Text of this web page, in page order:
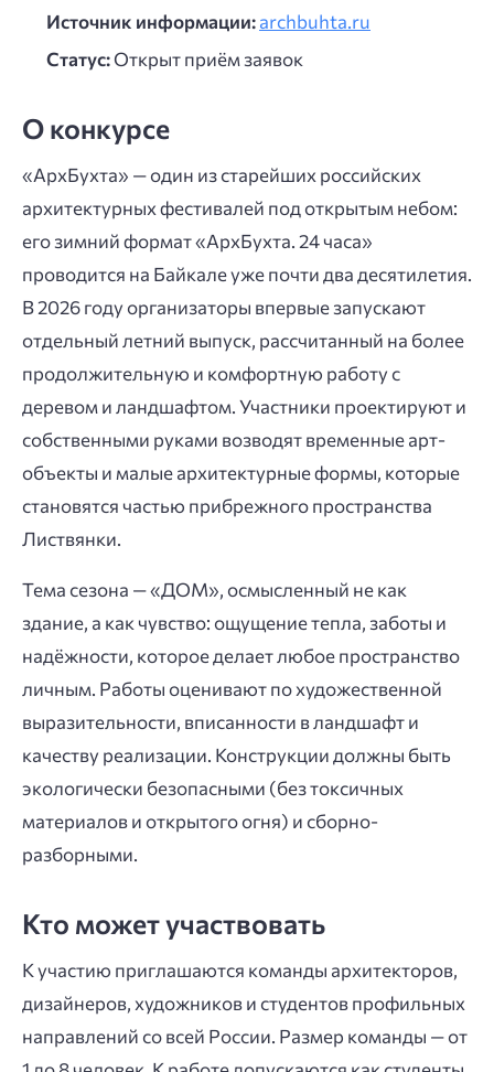
Источник информации:archbuhta.ru
Статус:Открыт приём заявок
О конкурсе
«АрхБухта» — один из старейших российских
архитектурных фестивалей под открытым небом:
его зимний формат «АрхБухта. 24 часа»
проводится на Байкале уже почти два десятилетия.
В 2026 году организаторы впервые запускают
отдельный летний выпуск, рассчитанный на более
продолжительную и комфортную работу с
деревом и ландшафтом. Участники проектируют и
собственными руками возводят временные арт-
объекты и малые архитектурные формы, которые
становятся частью прибрежного пространства
Листвянки.
Тема сезона — «ДОМ», осмысленный не как
здание, а как чувство: ощущение тепла, заботы и
надёжности, которое делает любое пространство
личным. Работы оценивают по художественной
выразительности, вписанности в ландшафт и
качеству реализации. Конструкции должны быть
экологически безопасными (без токсичных
материалов и открытого огня) и сборно-
разборными.
Кто может участвовать
К участию приглашаются команды архитекторов,
дизайнеров, художников и студентов профильных
направлений со всей России. Размер команды — от